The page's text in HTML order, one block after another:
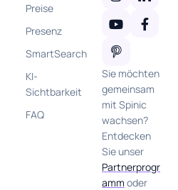
Preise
Presenz
SmartSearch
KI-
Sichtbarkeit
FAQ
Sie möchten
gemeinsam
mit Spinic
wachsen?
Entdecken
Sie unser
Partnerprogr
amm oder